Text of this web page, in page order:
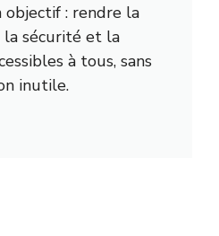
objectif : rendre la
la sécurité et la
à tous, sans
inutile.